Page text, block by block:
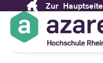
Content
Zur Hauptseite